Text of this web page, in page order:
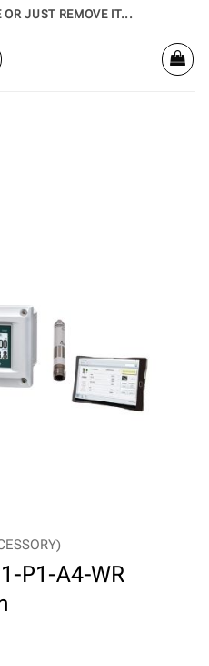
JUST REMOVE IT...
P1-A4-WR